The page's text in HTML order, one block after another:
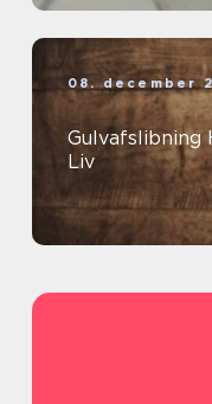
08. december
Gulvafslibning
Liv